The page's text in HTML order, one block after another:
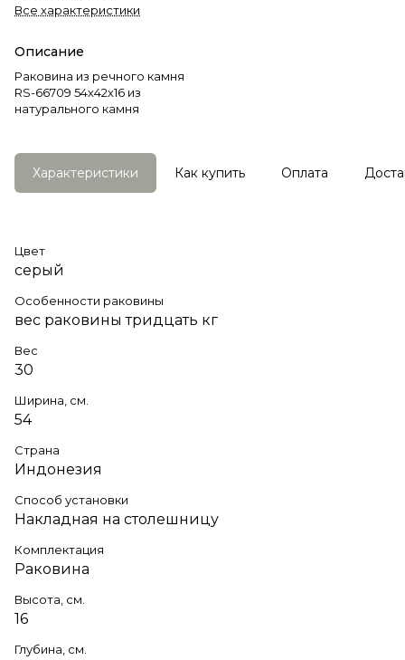
Все характеристики
Описание
Раковина из речного камня
RS-66709 54х42х16 из
натурального камня
Характеристики Как купить Оплата
Цвет
серый
Особенности раковины
вес раковины тридцать кг
Вес
30
Ширина, см.
54
Страна
Индонезия
Способ установки
Накладная на столешницу
Комплектация
Раковина
Высота, см.
16
Глубина, см.